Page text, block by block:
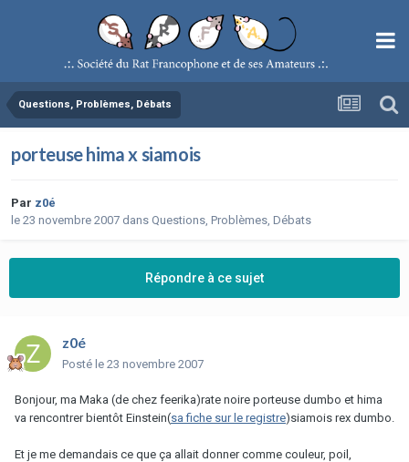
Questions, Problèmes, Débats
porteuse hima x siamois
Par z0é
le 23 novembre 2007 dans Questions, Problèmes, Débats
Répondre à ce sujet
z0é
Posté le 23 novembre 2007
Bonjour, ma Maka (de chez feerika)rate noire porteuse dumbo et hima
va rencontrer bientôt Einstein(sa fiche sur le registre)siamois rex dumbo.
Et je me demandais ce que ça allait donner comme couleur, poil,